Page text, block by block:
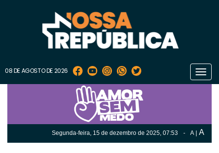
08 DE AGOSTO DE 2026
Segunda-feira, 15 de dezembro de 2025, 07:53 - A A